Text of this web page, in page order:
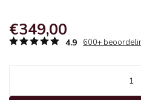
€349,00
4.9 600+